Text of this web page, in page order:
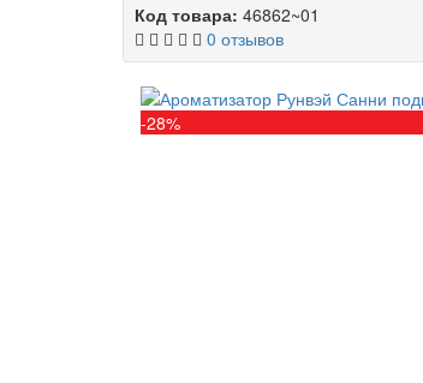
Код товара: 46862~01
0 отзывов
-28%